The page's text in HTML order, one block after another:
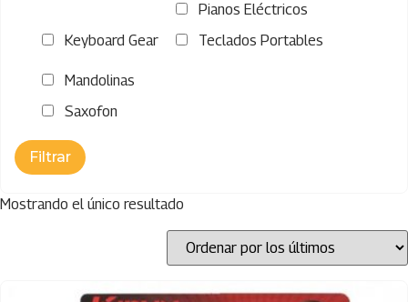
Keyboard Gear
Pianos Eléctricos
Teclados Portables
Mandolinas
Saxofon
Mostrando el único resultado